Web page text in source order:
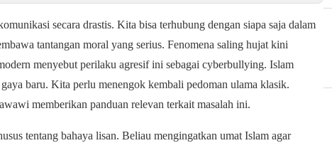
secara drastis. Kita bisa terhubung dengan siapa saja dalam
tantangan moral yang serius. Fenomena saling hujat kini
menyebut perilaku agresif ini sebagai cyberbullying. Islam
baru. Kita perlu menengok kembali pedoman ulama klasik.
memberikan panduan relevan terkait masalah ini.
tentang bahaya lisan. Beliau mengingatkan umat Islam agar